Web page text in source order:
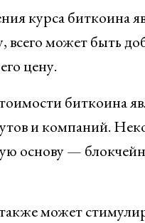
курса биткоина
всего может быть
цену.
биткоина
и компаний.
основу —
может